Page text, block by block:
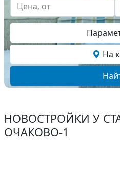
Цена, от
На
НОВОСТРОЙКИ У
ОЧАКОВО-1